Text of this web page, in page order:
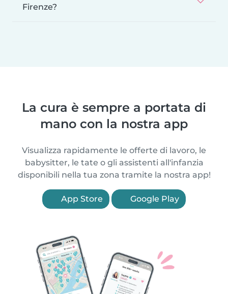
Firenze?
La cura è sempre a portata di
mano con la nostra app
Visualizza rapidamente le offerte di lavoro, le
babysitter, le tate o gli assistenti all'infanzia
disponibili nella tua zona tramite la nostra app!
App Store Google Play